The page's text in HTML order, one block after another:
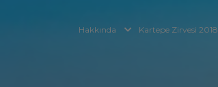
Hakkında Kartepe Zirvesi 2018